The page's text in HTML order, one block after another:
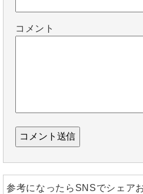
コメント
参考になったらSNSでシェア